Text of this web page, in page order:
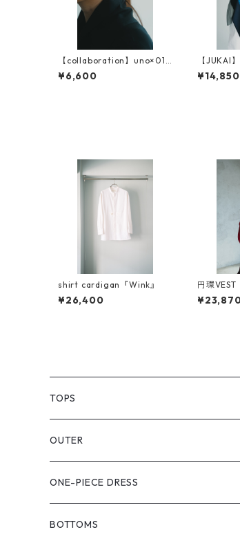
【collaboration】uno×01u
10 イヤリング
¥6,600
【JUKAI
¥14,850
shirt cardigan『Wink』
¥26,400
円環VEST
TOPS
PULL OVER
SHIRT
VEST
OUTER
VEST
JACKET
ONE-PIECE DRESS
BOTTOMS